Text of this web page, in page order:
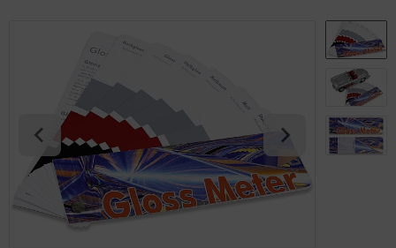
GmbH
/ Fogra